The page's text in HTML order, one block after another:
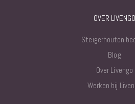
OVER LIVENGO
Steigerhouten
Blog
Over Livengo
Werken bij